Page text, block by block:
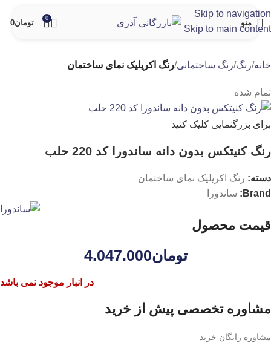
Skip to navigation
Skip to main content
منو
0
تومان0
خانه رنگ رنگ ساختمانی رنگ اکریلیک نمای ساختمان
تمام شده
برای بزرگنمایی کلیک کنید
رنگ کنیتکس بدون دانه ساندورا کد 220 حلب
دسته: رنگ اکریلیک نمای ساختمان
Brand:
ساندورا
قیمت محصول
تومان4.047.000
در انبار موجود نمی باشد
مشاوره تخصصی پیش از خرید
مشاوره رایگان خرید